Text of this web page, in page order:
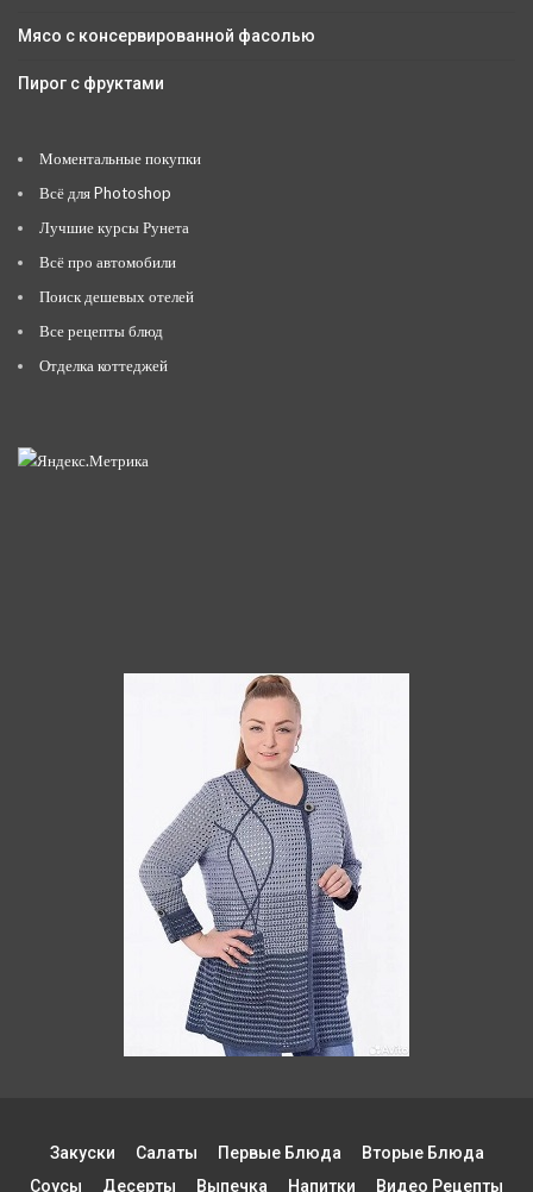
Мясо с консервированной фасолью
Пирог с фруктами
Моментальные покупки
Всё для Photoshop
Лучшие курсы Рунета
Всё про автомобили
Поиск дешевых отелей
Все рецепты блюд
Отделка коттеджей
Закуски Салаты Первые Блюда
Вторые Блюда
Соусы
Десерты Выпечка Напитки Видео Рецепты